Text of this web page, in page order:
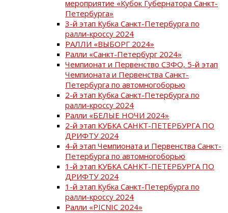
мероприятие «Кубок Губернатора Санкт-
Петербурга»
3-й этап Кубка Санкт-Петербурга по
ралли-кроссу 2024
РАЛЛИ «ВЫБОРГ 2024»
Ралли «Санкт-Петербург 2024»
Чемпионат и Первенство СЗФО, 5-й этап
Чемпионата и Первенства Санкт-
Петербурга по автомногоборью
2-й этап Кубка Санкт-Петербурга по
ралли-кроссу 2024
Ралли «БЕЛЫЕ НОЧИ 2024»
2-й этап КУБКА САНКТ-ПЕТЕРБУРГА ПО
ДРИФТУ 2024
4-й этап Чемпионата и Первенства Санкт-
Петербурга по автомногоборью
1-й этап КУБКА САНКТ-ПЕТЕРБУРГА ПО
ДРИФТУ 2024
1-й этап Кубка Санкт-Петербурга по
ралли-кроссу 2024
Ралли «PICNIC 2024»